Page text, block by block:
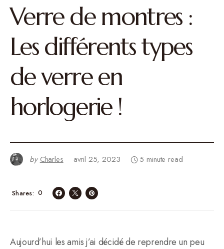
Verre de montres :
Les différents types
de verre en
horlogerie !
by Charles avril 25, 2023 5 minute read
0
Shares
Aujourd’hui les amis j’ai décidé de reprendre un peu